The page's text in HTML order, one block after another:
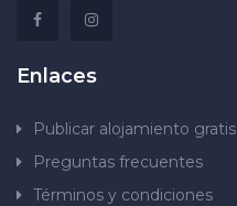
Enlaces
Publicar alojamiento gratis
Preguntas frecuentes
Términos y condiciones